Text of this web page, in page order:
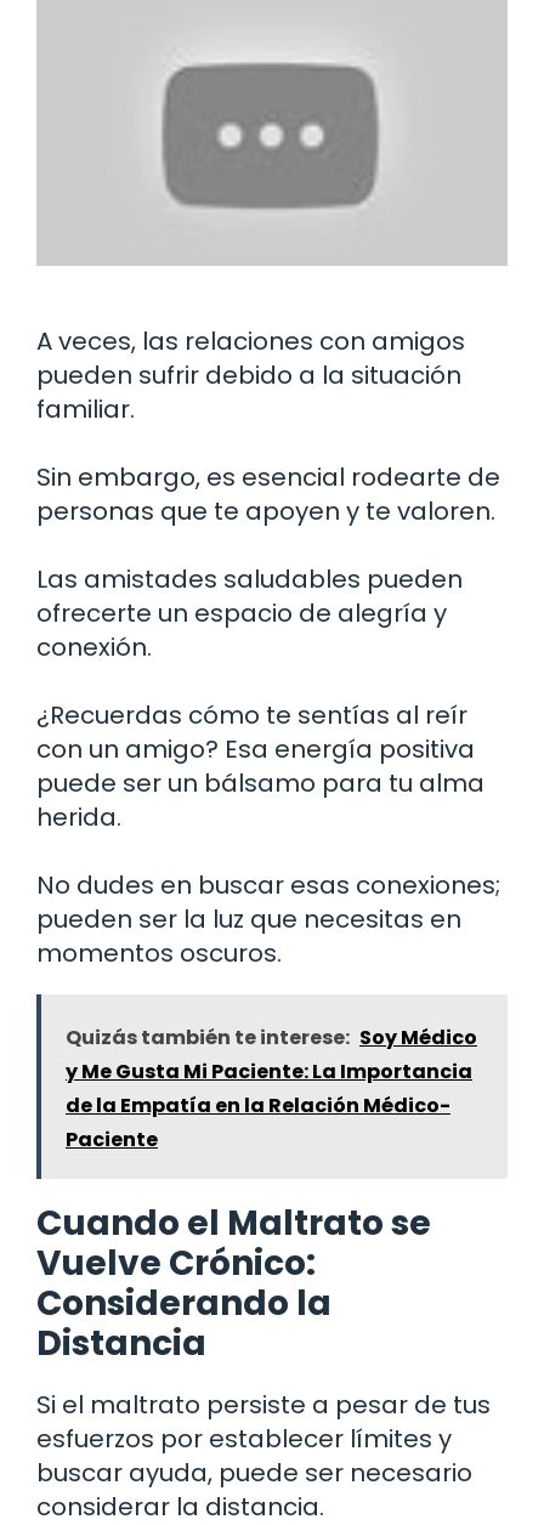
A veces, las relaciones con amigos
pueden sufrir debido a la situación
familiar.
Sin embargo, es esencial rodearte de
personas que te apoyen y te valoren.
Las amistades saludables pueden
ofrecerte un espacio de alegría y
conexión.
¿Recuerdas cómo te sentías al reír
con un amigo? Esa energía positiva
puede ser un bálsamo para tu alma
herida.
No dudes en buscar esas conexiones;
pueden ser la luz que necesitas en
momentos oscuros.
Quizás también te interese: Soy Médico
y Me Gusta Mi Paciente: La Importancia
de la Empatía en la Relación Médico-
Paciente
Cuando el Maltrato se
Vuelve Crónico:
Considerando la
Distancia
Si el maltrato persiste a pesar de tus
esfuerzos por establecer límites y
buscar ayuda, puede ser necesario
considerar la distancia.